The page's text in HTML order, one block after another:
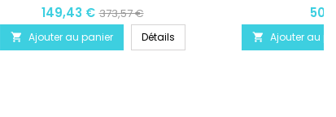
149,43 € 373,57 €
 Ajouter au panier Détails  Ajouter au